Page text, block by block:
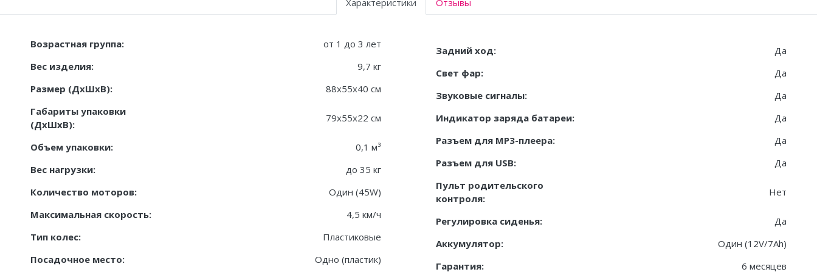
Характеристики Отзывы
Возрастная группа:
от 1 до 3 лет
Вес изделия:
9,7 кг
Размер (ДxШxВ):
88x55x40 см
Габариты упаковки
(ДxШxВ):
79x55x22 см
Объем упаковки:
0,1 м³
Вес нагрузки:
до 35 кг
Количество моторов:
Один (45W)
Максимальная скорость:
4,5 км/ч
Тип колес:
Пластиковые
Посадочное место:
Одно (пластик)
Задний ход:
Да
Свет фар:
Да
Звуковые сигналы:
Да
Индикатор заряда батареи:
Да
Разъем для MP3-плеера:
Да
Разъем для USB:
Да
Пульт родительского
контроля:
Нет
Регулировка сиденья:
Да
Аккумулятор:
Один (12V/7Ah)
Гарантия:
6 месяцев